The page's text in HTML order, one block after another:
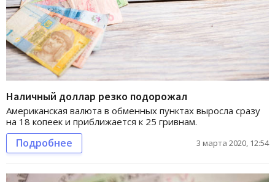
Наличный доллар резко подорожал
Американская валюта в обменных пунктах выросла сразу
на 18 копеек и приближается к 25 гривнам.
Подробнее 3 марта 2020, 12:54